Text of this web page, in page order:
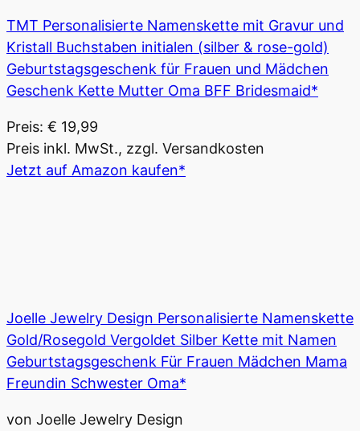
TMT Personalisierte Namenskette mit Gravur und
Kristall Buchstaben initialen (silber & rose-gold)
Geburtstagsgeschenk für Frauen und Mädchen
Geschenk Kette Mutter Oma BFF Bridesmaid*
Preis: € 19,99
Preis inkl. MwSt., zzgl. Versandkosten
Jetzt auf Amazon kaufen*
Joelle Jewelry Design Personalisierte Namenskette
Gold/Rosegold Vergoldet Silber Kette mit Namen
Geburtstagsgeschenk Für Frauen Mädchen Mama
Freundin Schwester Oma*
von Joelle Jewelry Design